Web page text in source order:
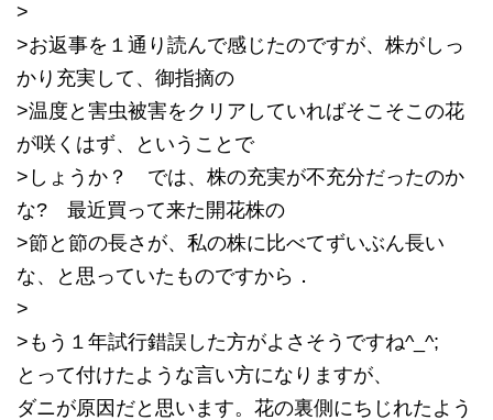
>
>お返事を１通り読んで感じたのですが、株がしっ
かり充実して、御指摘の
>温度と害虫被害をクリアしていればそこそこの花
が咲くはず、ということで
>しょうか？ では、株の充実が不充分だったのか
な? 最近買って来た開花株の
>節と節の長さが、私の株に比べてずいぶん長い
な、と思っていたものですから．
>
>もう１年試行錯誤した方がよさそうですね^_^;
とって付けたような言い方になりますが、
ダニが原因だと思います。花の裏側にちじれたよう